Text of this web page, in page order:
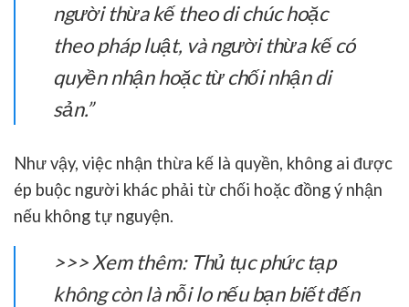
người thừa kế theo di chúc hoặc
theo pháp luật, và người thừa kế có
quyền nhận hoặc từ chối nhận di
sản.”
Như vậy, việc nhận thừa kế là quyền, không ai được
ép buộc người khác phải từ chối hoặc đồng ý nhận
nếu không tự nguyện.
>>> Xem thêm: Thủ tục phức tạp
không còn là nỗi lo nếu bạn biết đến